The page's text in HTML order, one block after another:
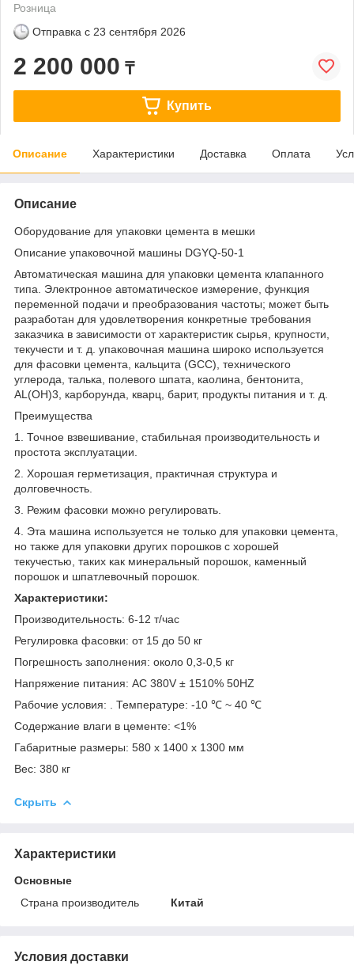
Розница
Отправка с 23 сентября 2026
2 200 000 ₸
Купить
Описание Характеристики Доставка Оплата
Описание
Оборудование для упаковки цемента в мешки
Описание упаковочной машины DGYQ-50-1
Автоматическая машина для упаковки цемента клапанного
типа. Электронное автоматическое измерение, функция
переменной подачи и преобразования частоты; может быть
разработан для удовлетворения конкретные требования
заказчика в зависимости от характеристик сырья, крупности,
текучести и т. д. упаковочная машина широко используется
для фасовки цемента, кальцита (GCC), технического
углерода, талька, полевого шпата, каолина, бентонита,
AL(OH)3, карборунда, кварц, барит, продукты питания и т. д.
Преимущества
1. Точное взвешивание, стабильная производительность и
простота эксплуатации.
2. Хорошая герметизация, практичная структура и
долговечность.
3. Режим фасовки можно регулировать.
4. Эта машина используется не только для упаковки цемента,
но также для упаковки других порошков с хорошей
текучестью, таких как минеральный порошок, каменный
порошок и шпатлевочный порошок.
Характеристики:
Производительность: 6-12 т/час
Регулировка фасовки: от 15 до 50 кг
Погрешность заполнения: около 0,3-0,5 кг
Напряжение питания: AC 380V ± 1510% 50HZ
Рабочие условия: . Температуре: -10 ℃ ~ 40 ℃
Содержание влаги в цементе: <1%
Габаритные размеры: 580 х 1400 х 1300 мм
Вес: 380 кг
Скрыть
Характеристики
Основные
Страна производитель
Китай
Условия доставки